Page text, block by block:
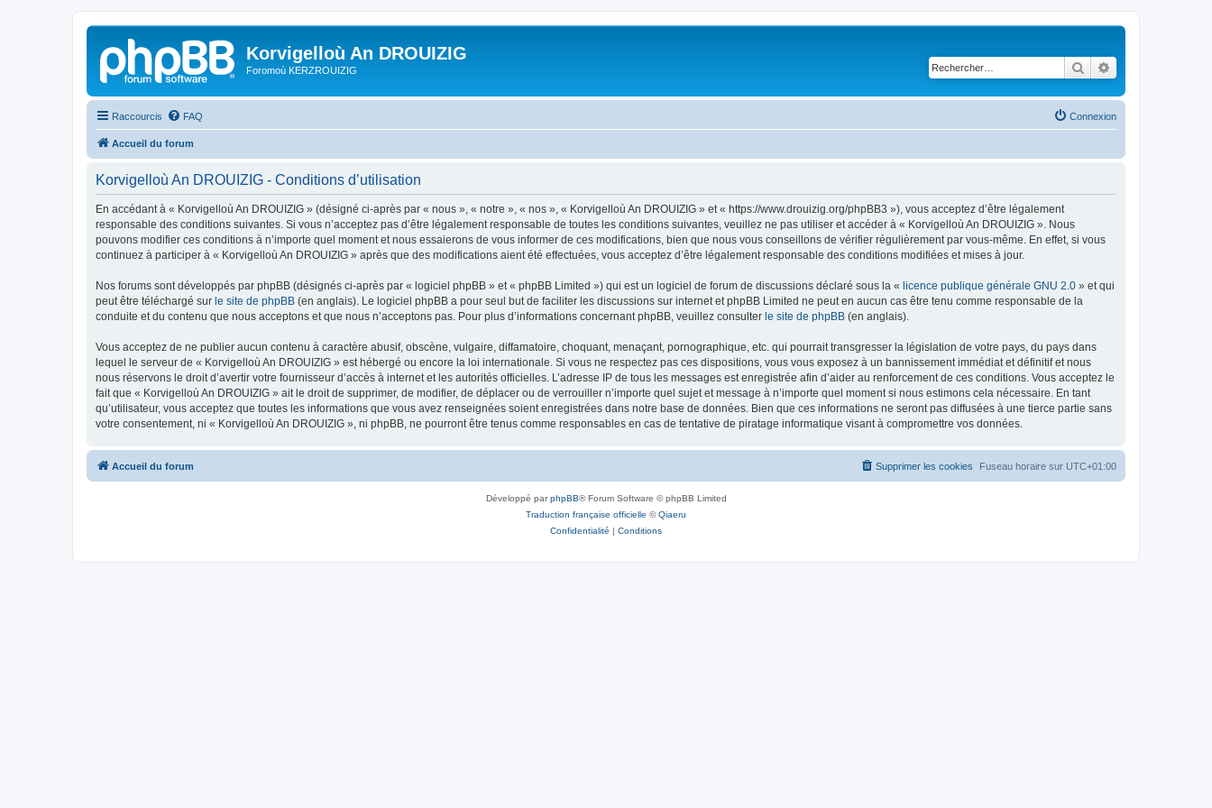
Korvigelloù An DROUIZIG
Foromoù KERZROUIZIG Rechercher
Raccourcis FAQ Connexion
Accueil du forum
Korvigelloù An DROUIZIG - Conditions d’utilisation
En accédant à « Korvigelloù An DROUIZIG » (désigné ci-après par « nous », « notre », « nos », « Korvigelloù An DROUIZIG » et « https://www.drouizig.org/phpBB3 »), vous acceptez d’être légalement
responsable des conditions suivantes. Si vous n’acceptez pas d’être légalement responsable de toutes les conditions suivantes, veuillez ne pas utiliser et accéder à « Korvigelloù An DROUIZIG ». Nous
pouvons modifier ces conditions à n’importe quel moment et nous essaierons de vous informer de ces modifications, bien que nous vous conseillons de vérifier régulièrement par vous-même. En effet, si vous
continuez à participer à « Korvigelloù An DROUIZIG » après que des modifications aient été effectuées, vous acceptez d’être légalement responsable des conditions modifiées et mises à jour.
Nos forums sont développés par phpBB (désignés ci-après par « logiciel phpBB » et « phpBB Limited ») qui est un logiciel de forum de discussions déclaré sous la « licence publique générale GNU 2.0 » et qui
peut être téléchargé sur le site de phpBB (en anglais). Le logiciel phpBB a pour seul but de faciliter les discussions sur internet et phpBB Limited ne peut en aucun cas être tenu comme responsable de la
conduite et du contenu que nous acceptons et que nous n’acceptons pas. Pour plus d’informations concernant phpBB, veuillez consulter le site de phpBB (en anglais).
Vous acceptez de ne publier aucun contenu à caractère abusif, obscène, vulgaire, diffamatoire, choquant, menaçant, pornographique, etc. qui pourrait transgresser la législation de votre pays, du pays dans
lequel le serveur de « Korvigelloù An DROUIZIG » est hébergé ou encore la loi internationale. Si vous ne respectez pas ces dispositions, vous vous exposez à un bannissement immédiat et définitif et nous
nous réservons le droit d’avertir votre fournisseur d’accès à internet et les autorités officielles. L’adresse IP de tous les messages est enregistrée afin d’aider au renforcement de ces conditions. Vous acceptez le
fait que « Korvigelloù An DROUIZIG » ait le droit de supprimer, de modifier, de déplacer ou de verrouiller n’importe quel sujet et message à n’importe quel moment si nous estimons cela nécessaire. En tant
qu’utilisateur, vous acceptez que toutes les informations que vous avez renseignées soient enregistrées dans notre base de données. Bien que ces informations ne seront pas diffusées à une tierce partie sans
votre consentement, ni « Korvigelloù An DROUIZIG », ni phpBB, ne pourront être tenus comme responsables en cas de tentative de piratage informatique visant à compromettre vos données.
Accueil du forum Fuseau horaire sur UTC+01:00
Supprimer les cookies
Développé parphpBB® Forum Software © phpBB Limited
Traduction française officielle ©Qiaeru
Confidentialité | Conditions